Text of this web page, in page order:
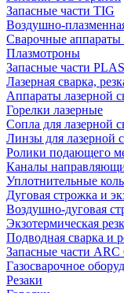
Запасные части TIG
Воздушно-
Сварочные
Плазмотроны
Запасные части
Лазерная сварка,
Аппараты лазерной
Горелки лазерные
Сопла для лазерной
Линзы для лазерной
Ролики подающего
Каналы
Уплотнительные
Дуговая строжка и
Воздушно-дуговая
Экзотермическая
Подводная сварка и
Запасные части
Газосварочное
Резаки